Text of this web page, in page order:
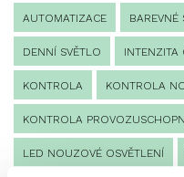
AUTOMATIZACE BAREVNÉ
DENNÍ SVĚTLO INTENZITA
KONTROLA KONTROLA
KONTROLA
LED NOUZOVÉ OSVĚTLENÍ